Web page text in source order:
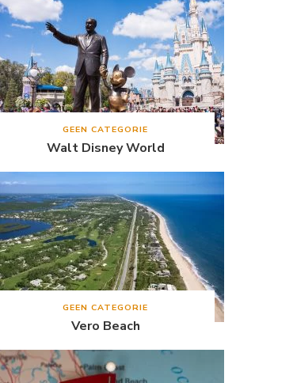
GEEN CATEGORIE
Walt Disney World
GEEN CATEGORIE
Vero Beach